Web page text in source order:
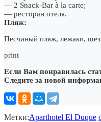
— 2 Snack-Bar à la carte;
— ресторан отеля.
Пляж:
Песчаный пляж, лежаки,
print
Если Вам понравилась
Следите за новой
Метки:Aparthotel El Duque